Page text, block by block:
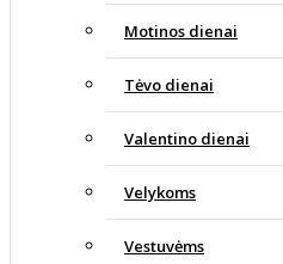
Motinos dienai
Tėvo dienai
Valentino dienai
Velykoms
Vestuvėms